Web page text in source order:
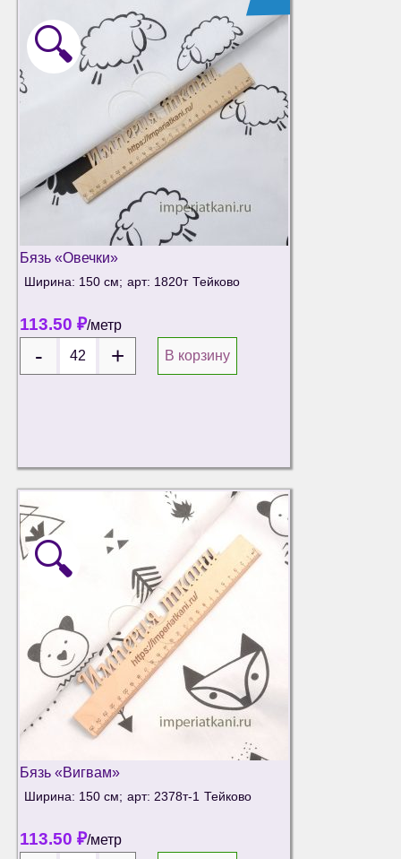
🔍
Бязь «Овечки»
Ширина: 150 см; арт: 1820т Тейково
113.50 ₽/метр
В корзину
🔍
Бязь «Вигвам»
Ширина: 150 см; арт: 2378т-1 Тейково
113.50 ₽/метр